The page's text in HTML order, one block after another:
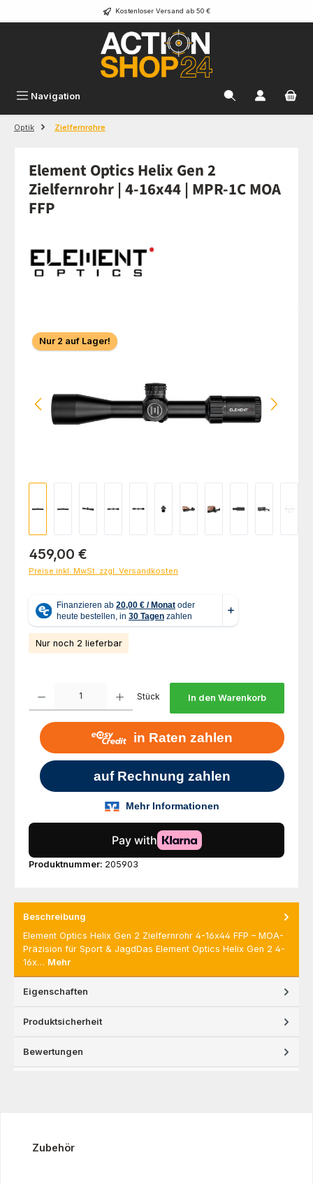
Zum Hauptinhalt springen Kostenloser Versand ab 50 €
Navigation
Optik Zielfernrohre
Element Optics Helix Gen 2
Zielfernrohr | 4-16x44 | MPR-1C MOA
FFP
Bildergalerie überspringen
Nur 2 auf Lager!
Regulärer Preis:
459,00 €
Preise inkl. MwSt. zzgl. Versandkosten
Nur noch 2 lieferbar
Stück In den Warenkorb
Produktnummer: 205903
Beschreibung
Element Optics Helix Gen 2 Zielfernrohr 4-16x44 FFP – MOA-
Präzision für Sport & JagdDas Element Optics Helix Gen 2 4-
16x… Mehr
Eigenschaften
Produktsicherheit
Bewertungen
Produktgalerie überspringen
Zubehör